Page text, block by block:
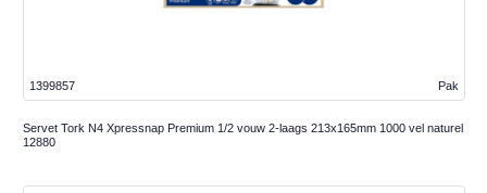
Pak
1399857
Servet Tork N4 Xpressnap Premium 1/2 vouw 2-laags 213x165mm 1000 vel naturel
12880